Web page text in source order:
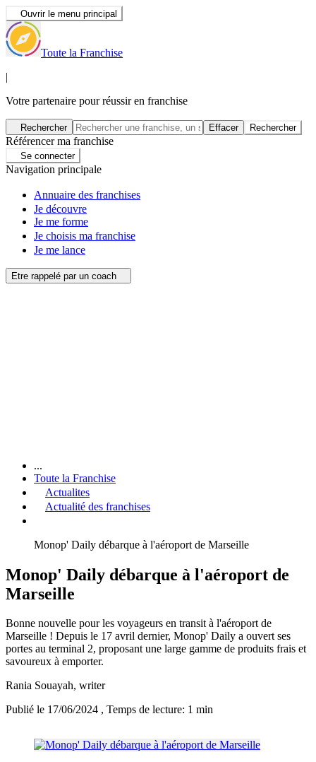
Ouvrir le menu principal
Toute la Franchise
|
Votre partenaire pour réussir en franchise
Rechercher Effacer Rechercher
Référencer ma franchise
Se connecter
Navigation principale
Annuaire des franchises
Je découvre
Je me forme
Je choisis ma franchise
Je me lance
Etre rappelé par un coach
...
Toute la Franchise
Actualites
Actualité des franchises
Monop' Daily débarque à l'aéroport de Marseille
Monop' Daily débarque à l'aéroport de
Marseille
Bonne nouvelle pour les voyageurs en transit à l'aéroport de
Marseille ! Depuis le 17 avril dernier, Monop' Daily a ouvert ses
portes au terminal 2, proposant une large gamme de produits frais et
savoureux à emporter.
Rania Souayah, writer
Publié le 17/06/2024 , Temps de lecture: 1 min